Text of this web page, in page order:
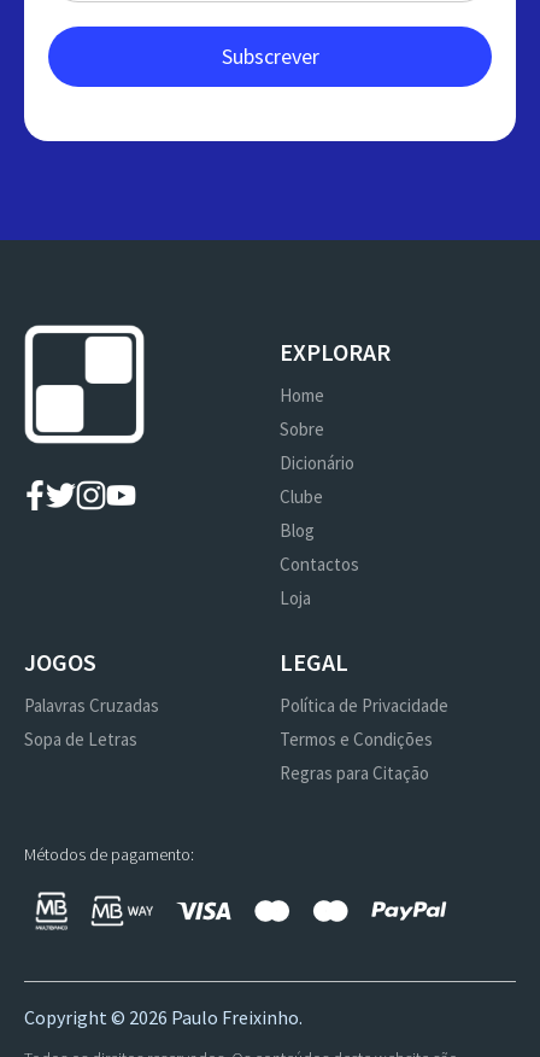
EXPLORAR
Home
Sobre
Dicionário
Clube
Blog
Contactos
Loja
JOGOS
Palavras Cruzadas
Sopa de Letras
LEGAL
Política de Privacidade
Termos e Condições
Regras para Citação
Métodos de pagamento:
Copyright © 2026 Paulo Freixinho.